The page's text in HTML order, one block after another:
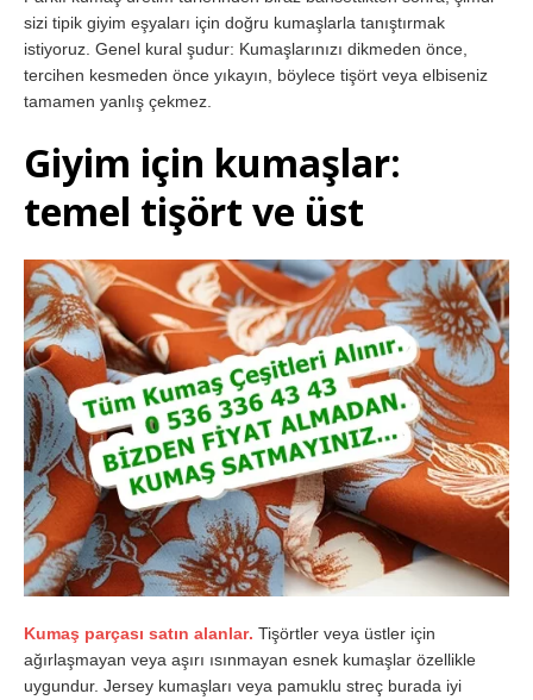
sizi tipik giyim eşyaları için doğru kumaşlarla tanıştırmak
istiyoruz. Genel kural şudur: Kumaşlarınızı dikmeden önce,
tercihen kesmeden önce yıkayın, böylece tişört veya elbiseniz
tamamen yanlış çekmez.
Giyim için kumaşlar:
temel tişört ve üst
Kumaş parçası satın alanlar. Tişörtler veya üstler için
ağırlaşmayan veya aşırı ısınmayan esnek kumaşlar özellikle
uygundur. Jersey kumaşları veya pamuklu streç burada iyi